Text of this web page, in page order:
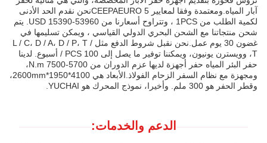
آبار المياه.ومعتمدة وفقا لمعايير CEEPAEURO 5نحن نقدم الحد الأدنى
لكمية الطلب من 1PCS ، وتتراوح أسعارنا من USD 15390-53960. يتم
شحن منتجاتنا مع الشحن البحري الدولي القياسي ، ويمكن تسليمها في
غضون 30 يوم عمل.نحن نقبل شروط الدفع مثل L / C، D / A، D / P، T /
T، وويسترن يونيون، ويمكننا توفير ما يصل إلى 100 PCS / أسبوع. لدينا
حفر البئر المياه حفر أجهزة لديها عزم الدوران من 5700-7500 N.m،
ومجهزة مع نظام السفر الزحام الفولاذ.الأبعاد هي 4100*1950*2600mm،
وقطر الحفر هو 300 ملم. وأخيرا، نموذج المحرك هو YUCHAI.
الدعم والخدمات: